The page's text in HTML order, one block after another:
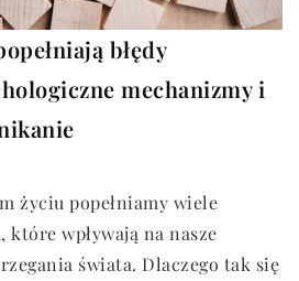
błędy
mechanizmy i
życiu popełniamy wiele
które wpływają na nasze
świata. Dlaczego tak się